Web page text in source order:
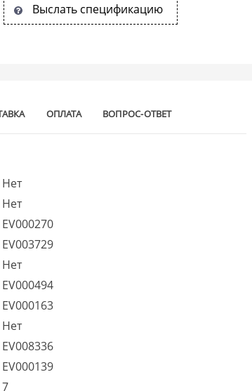
Выслать спецификацию
ОПЛАТА ВОПРОС-ОТВЕТ
Нет
Нет
EV000270
EV003729
Нет
EV000494
EV000163
Нет
EV008336
EV000139
7